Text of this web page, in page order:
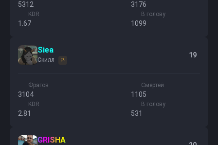
5312 3176
KDR
1.67
В голову
1099
Siea
Скилл P-
19
Фрагов
3104
Смертей
1105
KDR
2.81
В голову
531
GRISHA